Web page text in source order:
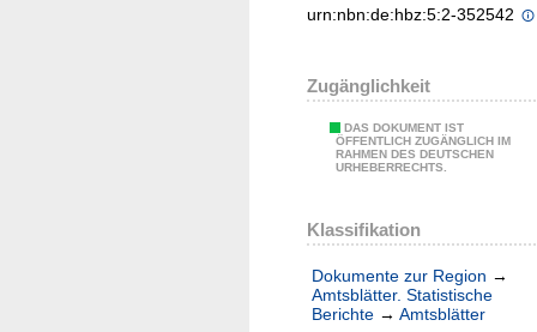
urn:nbn:de:hbz:5:2-352542
Zugänglichkeit
DAS DOKUMENT IST
ÖFFENTLICH ZUGÄNGLICH IM
RAHMEN DES DEUTSCHEN
URHEBERRECHTS.
Klassifikation
Dokumente zur Region →
Amtsblätter. Statistische
Berichte → Amtsblätter